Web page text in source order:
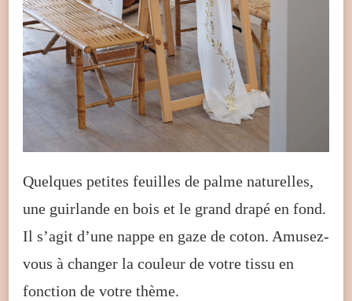
Quelques petites feuilles de palme naturelles,
une guirlande en bois et le grand drapé en fond.
Il s’agit d’une nappe en gaze de coton. Amusez-
vous à changer la couleur de votre tissu en
fonction de votre thème.